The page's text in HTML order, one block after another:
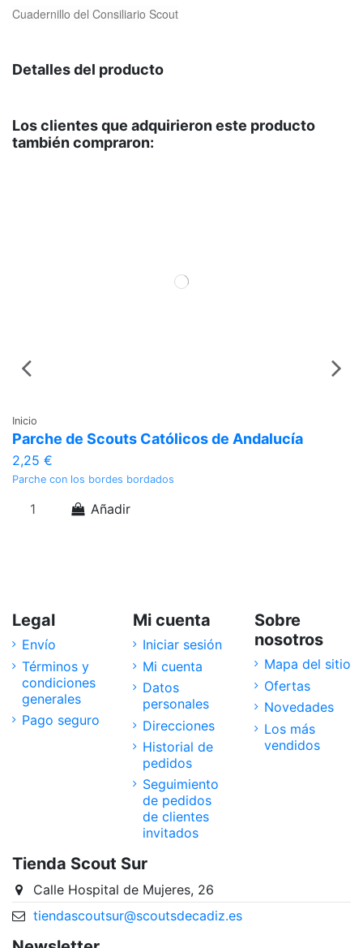
Cuadernillo del Consiliario Scout
Detalles del producto
Los clientes que adquirieron este producto
también compraron:
Inicio
Parche de Scouts Católicos de Andalucía
2,25 €
Parche con los bordes bordados
Añadir
Legal
Envío
Términos y
condiciones
generales
Pago seguro
Mi cuenta
Iniciar sesión
Mi cuenta
Datos
personales
Direcciones
Historial de
pedidos
Seguimiento
de pedidos
de clientes
invitados
Sobre
nosotros
Mapa del sitio
Ofertas
Novedades
Los más
vendidos
Tienda Scout Sur
Calle Hospital de Mujeres, 26
tiendascoutsur@scoutsdecadiz.es